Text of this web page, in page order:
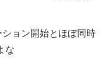
ョン開始とほぼ同時
な